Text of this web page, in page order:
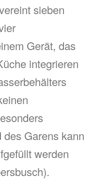
sieben
Gerät, das
integrieren
Garens kann
werden